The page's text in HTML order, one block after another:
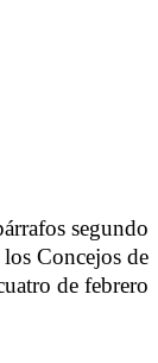
segundo
Concejos de
de febrero